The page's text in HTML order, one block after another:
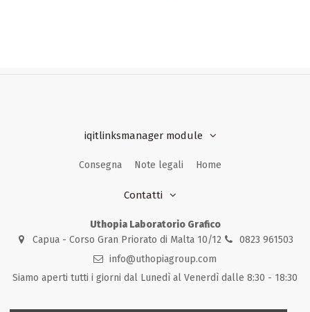
iqitlinksmanager module
Consegna Note legali Home
Contatti
Uthopia Laboratorio Grafico
Capua - Corso Gran Priorato di Malta 10/12
0823 961503
info@uthopiagroup.com
Siamo aperti tutti i giorni dal Lunedì al Venerdì dalle 8:30 - 18:30